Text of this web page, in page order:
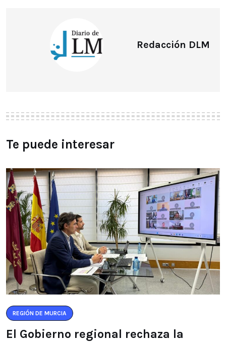
Redacción DLM
Te puede interesar
REGIÓN DE MURCIA
El Gobierno regional rechaza la